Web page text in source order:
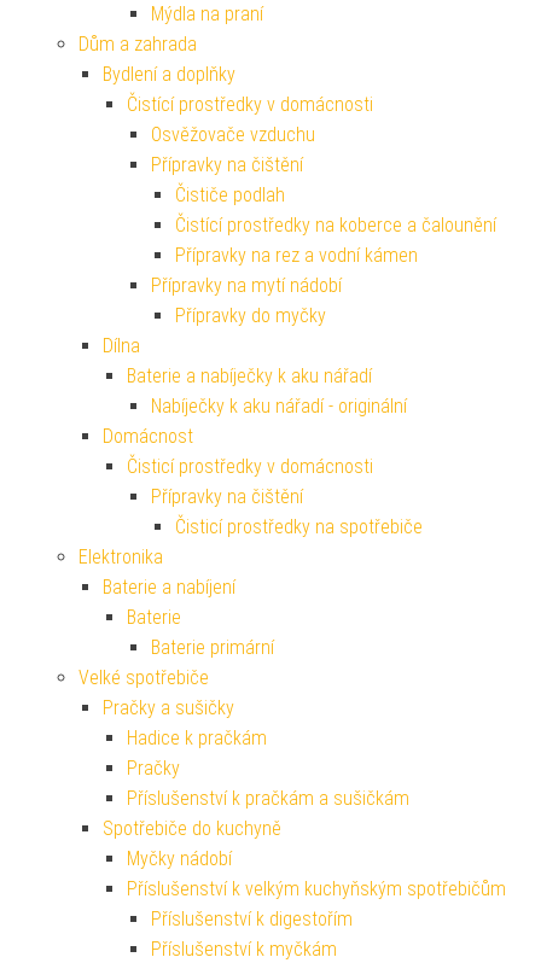
Mýdla na praní
Dům a zahrada
Bydlení a doplňky
Čistící prostředky v domácnosti
Osvěžovače vzduchu
Přípravky na čištění
Čističe podlah
Čistící prostředky na koberce a čalounění
Přípravky na rez a vodní kámen
Přípravky na mytí nádobí
Přípravky do myčky
Dílna
Baterie a nabíječky k aku nářadí
Nabíječky k aku nářadí - originální
Domácnost
Čisticí prostředky v domácnosti
Přípravky na čištění
Čisticí prostředky na spotřebiče
Elektronika
Baterie a nabíjení
Baterie
Baterie primární
Velké spotřebiče
Pračky a sušičky
Hadice k pračkám
Pračky
Příslušenství k pračkám a sušičkám
Spotřebiče do kuchyně
Myčky nádobí
Příslušenství k velkým kuchyňským spotřebičům
Příslušenství k digestořím
Příslušenství k myčkám